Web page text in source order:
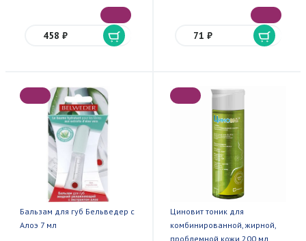
458 ₽ 71 ₽
Бальзам для губ Бельведер с
Алоэ 7 мл
Циновит тоник для
комбинированной, жирной,
проблемной кожи 200 мл